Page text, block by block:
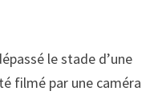
le stade d’une
filmé par une caméra